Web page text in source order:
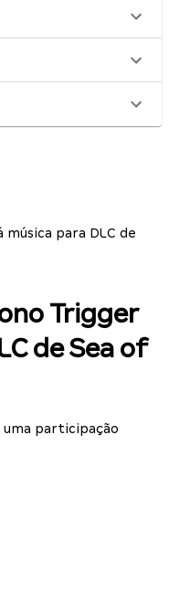
para DLC de
Trigger
de Sea of
uma participação